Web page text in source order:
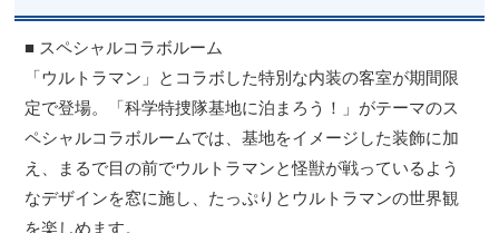
■ スペシャルコラボルーム
「ウルトラマン」とコラボした特別な内装の客室が期間限
定で登場。「科学特捜隊基地に泊まろう！」がテーマのス
ペシャルコラボルームでは、基地をイメージした装飾に加
え、まるで目の前でウルトラマンと怪獣が戦っているよう
なデザインを窓に施し、たっぷりとウルトラマンの世界観
を楽しめます。